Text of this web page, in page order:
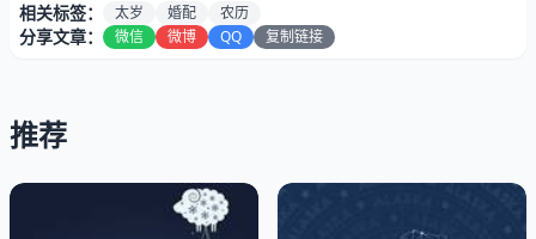
合，吉。年命都属海中金，比和。甲逢牛、乙逢鼠都为得天
论]：相配。好姻缘！1984年属鼠什么。
相关标签： 太岁 婚配 农历
分享文章： 微信 微博 QQ 复制链接
推荐